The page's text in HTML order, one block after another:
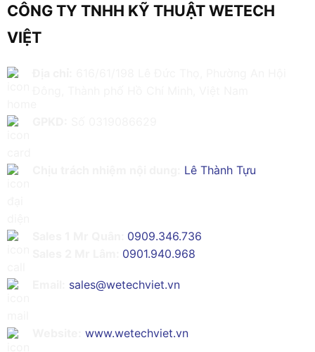
CÔNG TY TNHH KỸ THUẬT WETECH
VIỆT
Lê Thành Tựu
0909.346.736
0901.940.968
sales@wetechviet.vn
www.wetechviet.vn